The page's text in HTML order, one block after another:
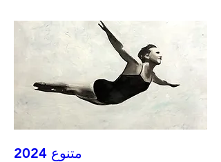
متنوع 2024